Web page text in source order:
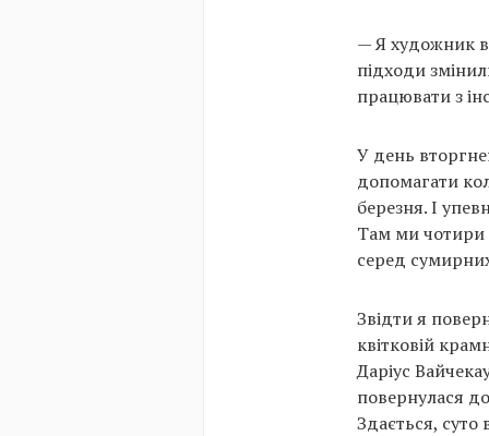
— Я художник
підходи
працювати з
У день
допомагати
березня. І
Там ми чотири
серед
Звідти я
квітковій
Даріус
повернулася
Здається, суто